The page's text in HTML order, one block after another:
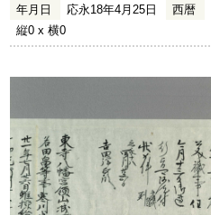
年月日 応永18年4月25日 西暦
縦0 x 横0